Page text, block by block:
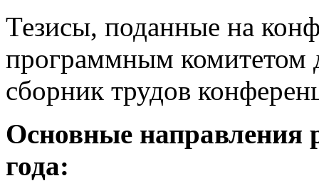
Тезисы, поданные на
программным комитетом
сборник трудов
Основные направления
года: